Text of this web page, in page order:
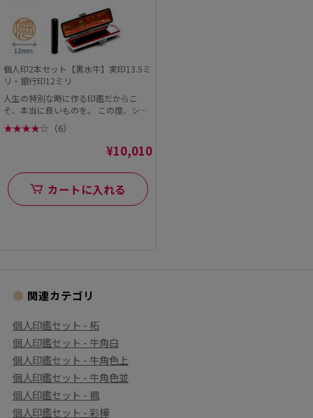
個人印2本セット【黒水牛】実印13.5ミ
リ・銀行印12ミリ
人生の特別な時に作る印鑑だからこ
そ、本当に良いものを。 この度、シヤ
チハタオフィシャル...
★★★★☆ （6）
¥10,010
カートに入れる
関連カテゴリ
個人印鑑セット - 柘
個人印鑑セット - 牛角白
個人印鑑セット - 牛角色上
個人印鑑セット - 牛角色並
個人印鑑セット - 楓
個人印鑑セット - 彩樺